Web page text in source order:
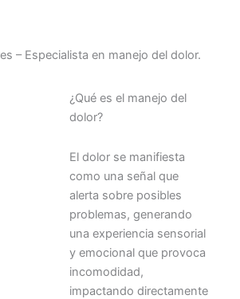
– Especialista en manejo del dolor.
¿Qué es el manejo del
dolor?
El dolor se manifiesta
como una señal que
alerta sobre posibles
problemas, generando
una experiencia sensorial
y emocional que provoca
incomodidad,
impactando directamente